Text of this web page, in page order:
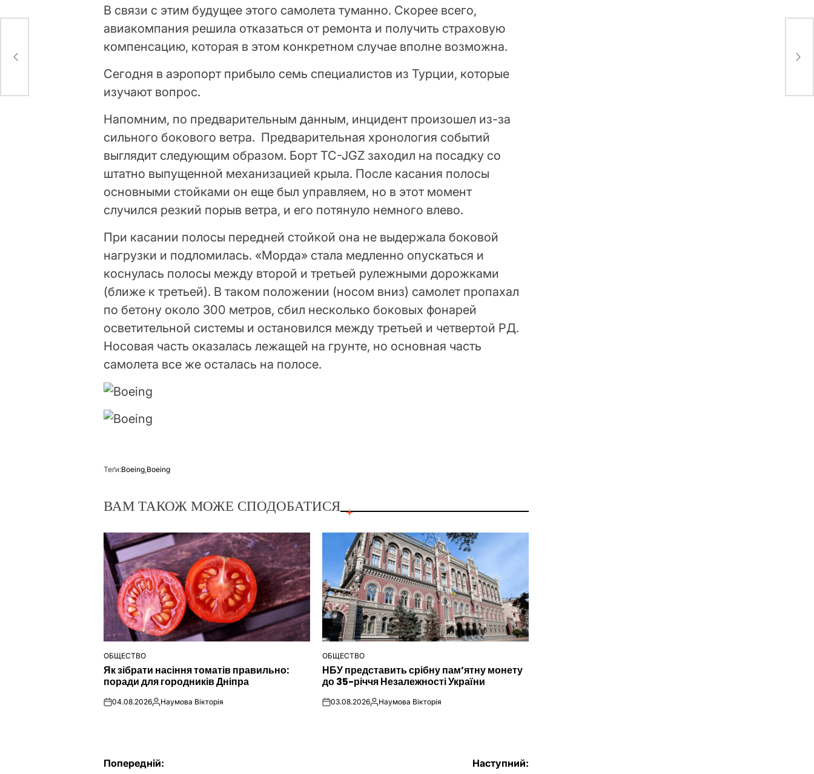
В связи с этим будущее этого самолета туманно. Скорее всего,
авиакомпания решила отказаться от ремонта и получить страховую
компенсацию, которая в этом конкретном случае вполне возможна.
Сегодня в аэропорт прибыло семь специалистов из Турции, которые
изучают вопрос.
Напомним, по предварительным данным, инцидент произошел из-за
сильного бокового ветра. Предварительная хронология событий
выглядит следующим образом. Борт TC-JGZ заходил на посадку со
штатно выпущенной механизацией крыла. После касания полосы
основными стойками он еще был управляем, но в этот момент
случился резкий порыв ветра, и его потянуло немного влево.
При касании полосы передней стойкой она не выдержала боковой
нагрузки и подломилась. «Морда» стала медленно опускаться и
коснулась полосы между второй и третьей рулежными дорожками
(ближе к третьей). В таком положении (носом вниз) самолет пропахал
по бетону около 300 метров, сбил несколько боковых фонарей
осветительной системы и остановился между третьей и четвертой РД.
Носовая часть оказалась лежащей на грунте, но основная часть
самолета все же осталась на полосе.
Теґи:Boeing,Boeing
ВАМ ТАКОЖ МОЖЕ СПОДОБАТИСЯ
ОПУБЛІКУВАТИ
У
ОБЩЕСТВО
Як зібрати насіння томатів правильно:
поради для городників Дніпра
on04.08.2026Опубліковано
Наумова Вікторія
ОПУБЛІКУВАТИ
У
ОБЩЕСТВО
НБУ представить срібну пам’ятну монету
до 35-річчя Незалежності України
on03.08.2026Опубліковано
Наумова Вікторія
Попередній: Наступний: